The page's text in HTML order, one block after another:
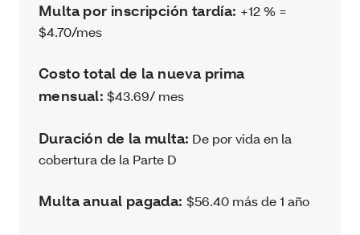
Multa por inscripción tardía: +12 % =
$4.70/mes
Costo total de la nueva prima
mensual: $43.69/ mes
Duración de la multa: De por vida en la
cobertura de la Parte D
Multa anual pagada: $56.40 más de 1 año